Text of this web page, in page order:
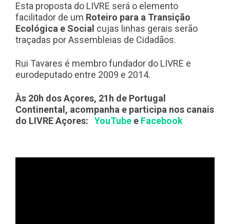
Esta proposta do LIVRE será o elemento
facilitador de um Roteiro para a Transição
Ecológica e Social cujas linhas gerais serão
traçadas por Assembleias de Cidadãos.
Rui Tavares é membro fundador do LIVRE e
eurodeputado entre 2009 e 2014.
Às 20h dos Açores, 21h de Portugal
Continental, acompanha e participa nos canais
do LIVRE Açores: YouTube e Facebook